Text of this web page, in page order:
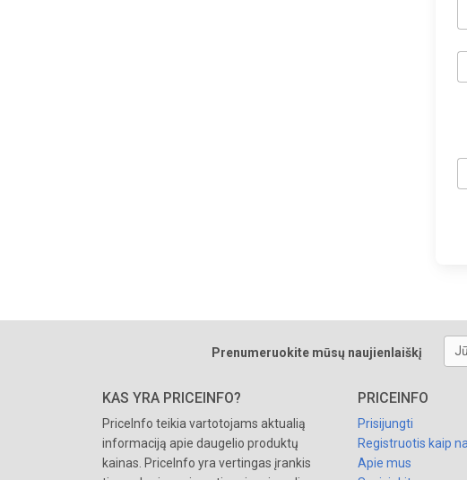
Prenumeruokite mūsų naujienlaiškį
KAS YRA PRICEINFO?
PriceInfo teikia vartotojams aktualią
informaciją apie daugelio produktų
kainas. PriceInfo yra vertingas įrankis
PRICEINFO
Prisijungti
Registruotis kaip
Apie mus